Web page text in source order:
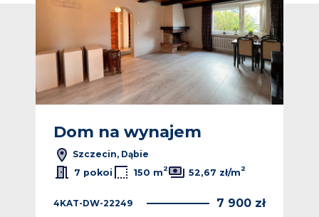
Dom na wynajem
Szczecin, Dąbie
7 pokoi
150 m2 52,67 zł/m2
4KAT-DW-22249 7 900 zł